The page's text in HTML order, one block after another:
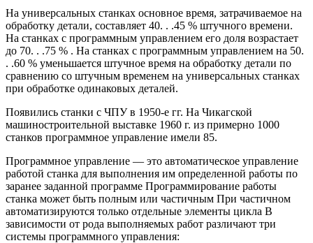
На универсальных станках основное время, затрачиваемое на
обработку детали, составляет 40. . .45 % штучного времени.
На станках с программным управлением его доля возрастает
до 70. . .75 % . На станках с программным управлением на 50.
. .60 % уменьшается штучное время на обработку детали по
сравнению со штучным временем на универсальных станках
при обработке одинаковых деталей.
Появились станки с ЧПУ в 1950-е гг. На Чикагской
машиностроительной выставке 1960 г. из примерно 1000
станков программное управление имели 85.
Программное управление — это автоматическое управление
работой станка для выполнения им определенной работы по
заранее заданной программе Программирование работы
станка может быть полным или частичным При частичном
автоматизируются только отдельные элементы цикла В
зависимости от рода выполняемых работ различают три
системы программного управления: